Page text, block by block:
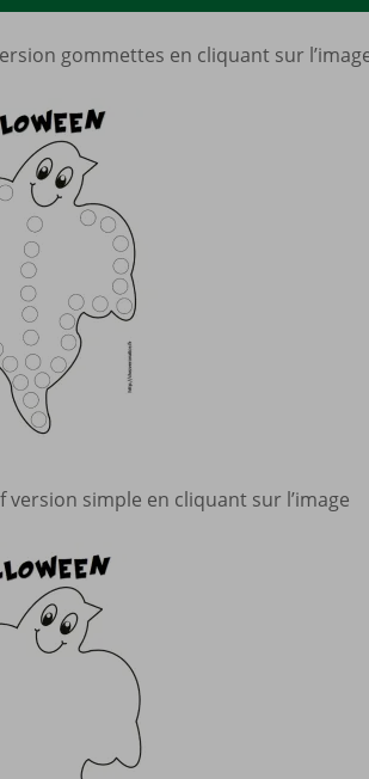
gommettes en cliquant sur
simple en cliquant sur l’image